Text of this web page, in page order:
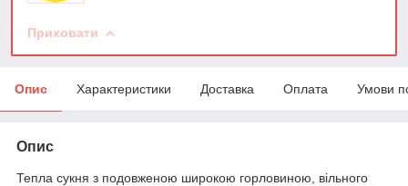
Приховати
Опис Характеристики Доставка Оплата Умови
Опис
Тепла сукня з подовженою широкою горловиною, вільного